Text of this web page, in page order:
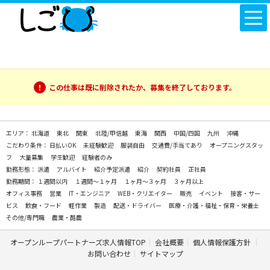
この仕事は既に削除されたか、募集を終了しております。
エリア： 北海道 東北 関東 北陸/甲信越 東海 関西 中国/四国 九州
沖縄
こだわり条件： 日払いOK 未経験歓迎 服装自由 交通費/手当てあり
オープニングスタッ
フ
大量募集 学生歓迎
経験者のみ
勤務形態： 派遣 アルバイト 紹介予定派遣 紹介 契約社員
正社員
勤務期間： １週間以内 １週間～１ヶ月 １ヶ月～３ヶ月
３ヶ月以上
オフィス事務
営業 IT・エンジニア WEB・クリエイター 販売 イベント
接客・サー
ビス
飲食・フード 軽作業 製造 配送・ドライバー
医療・介護・福祉・保育・栄養士
その他/専門職
農業・酪農
オープンループパートナーズ求人情報TOP 会社概要
個人情報保護方針
お問い合わせ
サイトマップ